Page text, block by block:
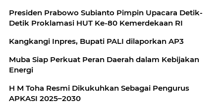
Presiden Prabowo Subianto Pimpin Upacara Detik-
Detik Proklamasi HUT Ke-80 Kemerdekaan RI
Kangkangi Inpres, Bupati PALI dilaporkan AP3
Muba Siap Perkuat Peran Daerah dalam Kebijakan
Energi
H M Toha Resmi Dikukuhkan Sebagai Pengurus
APKASI 2025–2030